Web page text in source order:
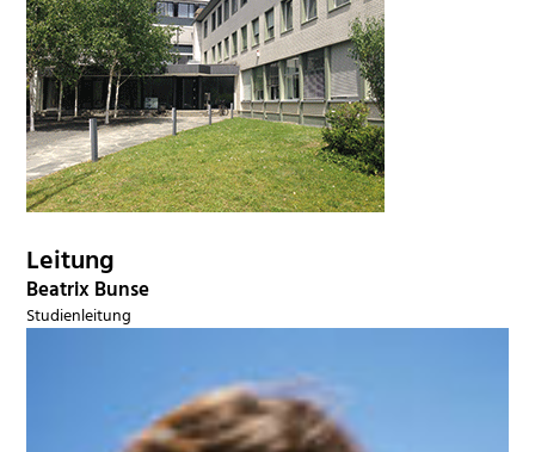
Leitung
Beatrix Bunse
Studienleitung